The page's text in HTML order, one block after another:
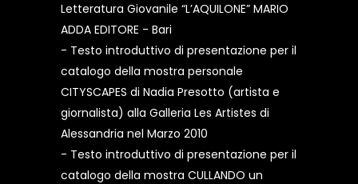
Letteratura Giovanile “L’AQUILONE” MARIO
ADDA EDITORE - Bari
- Testo introduttivo di presentazione per il
catalogo della mostra personale
CITYSCAPES di Nadia Presotto (artista e
giornalista) alla Galleria Les Artistes di
Alessandria nel Marzo 2010
- Testo introduttivo di presentazione per il
catalogo della mostra CULLANDO un